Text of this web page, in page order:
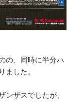
の、同時に半分ハ
ました。
ザスでしたが、